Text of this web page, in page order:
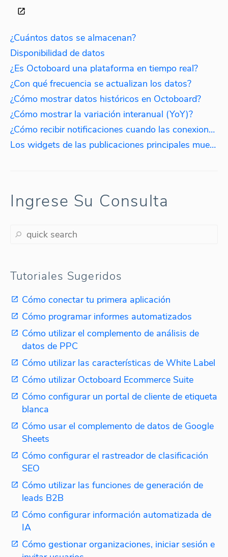
¿Cuántos datos se almacenan?
Disponibilidad de datos
¿Es Octoboard una plataforma en tiempo real?
¿Con qué frecuencia se actualizan los datos?
¿Cómo mostrar datos históricos en Octoboard?
¿Cómo mostrar la variación interanual (YoY)?
¿Cómo recibir notificaciones cuando las conexiones expiren?
Los widgets de las publicaciones principales muestran publicaciones antiguas. ¿Por qué?
Ingrese Su Consulta
Tutoriales Sugeridos
Cómo conectar tu primera aplicación
Cómo programar informes automatizados
Cómo utilizar el complemento de análisis de
datos de PPC
Cómo utilizar las características de White Label
Cómo utilizar Octoboard Ecommerce Suite
Cómo configurar un portal de cliente de etiqueta
blanca
Cómo usar el complemento de datos de Google
Sheets
Cómo configurar el rastreador de clasificación
SEO
Cómo utilizar las funciones de generación de
leads B2B
Cómo configurar información automatizada de
IA
Cómo gestionar organizaciones, iniciar sesión e